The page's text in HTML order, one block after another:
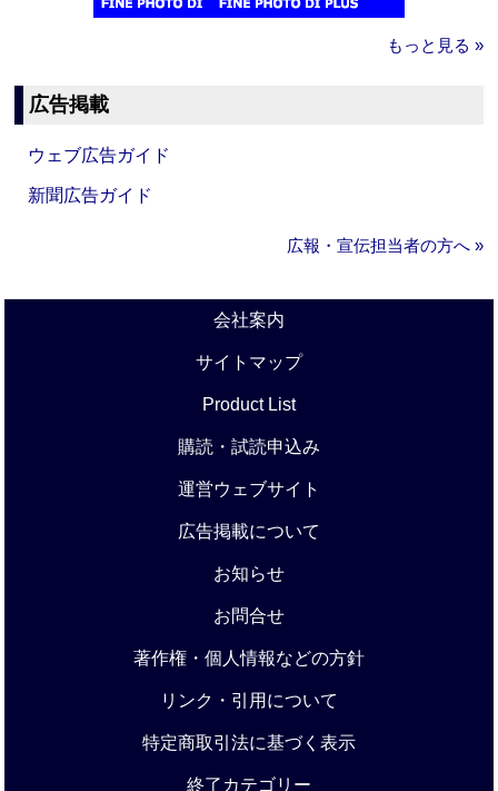
もっと見る »
広告掲載
ウェブ広告ガイド
新聞広告ガイド
広報・宣伝担当者の方へ »
会社案内
サイトマップ
Product List
購読・試読申込み
運営ウェブサイト
広告掲載について
お知らせ
お問合せ
著作権・個人情報などの方針
リンク・引用について
特定商取引法に基づく表示
終了カテゴリー